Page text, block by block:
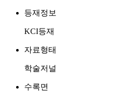
등재정보
KCI등재
자료형태
학술저널
수록면